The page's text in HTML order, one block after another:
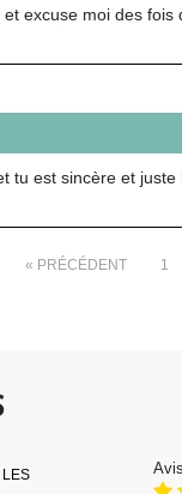
excuse moi des
tu est sincère et
« PRÉCÉDENT 1
LES